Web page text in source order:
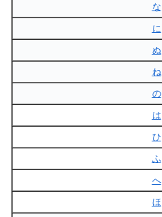
な
に
ぬ
ね
の
は
ひ
ふ
へ
ほ